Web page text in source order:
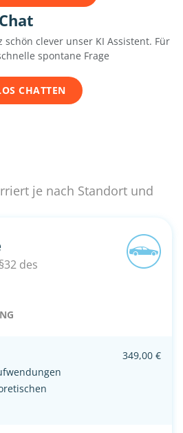
schön clever unser KI Assistent. Für
spontane Frage
CHATTEN
je nach Standort und
des
349,00 €